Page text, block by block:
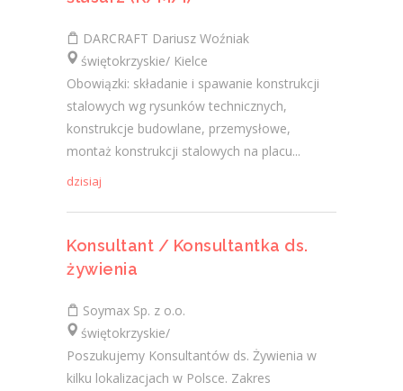
DARCRAFT Dariusz Woźniak
świętokrzyskie/ Kielce
Obowiązki: składanie i spawanie konstrukcji
stalowych wg rysunków technicznych,
konstrukcje budowlane, przemysłowe,
montaż konstrukcji stalowych na placu...
dzisiaj
Konsultant / Konsultantka ds.
żywienia
Soymax Sp. z o.o.
świętokrzyskie/
Poszukujemy Konsultantów ds. Żywienia w
kilku lokalizacjach w Polsce. Zakres